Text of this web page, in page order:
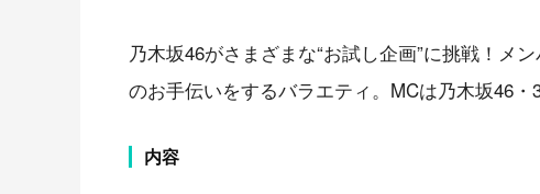
乃木坂46がさまざまな“お試し企画”に挑戦！メ
のお手伝いをするバラエティ。MCは乃木坂46
内容